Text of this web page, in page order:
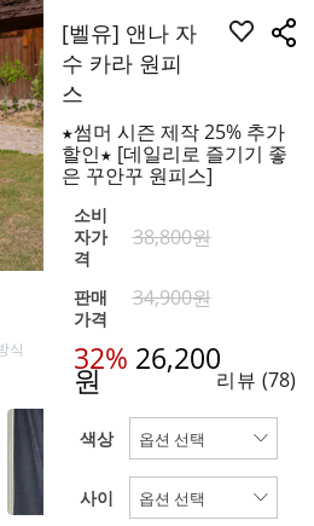
[벨유] 앤나 자
수 카라 원피
스
★썸머 시즌 제작 25% 추가
할인★ [데일리로 즐기기 좋
은 꾸안꾸 원피스]
소비
자가
격
38,800원
판매
가격
34,900원
32% 26,200
원 리뷰 (78)
색상
사이